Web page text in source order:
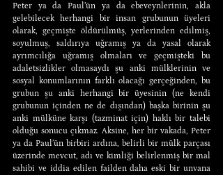
Peter ya da Paul’ün ya da ebeveynlerinin, akla
gelebilecek herhangi bir insan grubunun üyeleri
olarak, geçmişte öldürülmüş, yerlerinden edilmiş,
soyulmuş, saldırıya uğramış ya da yasal olarak
ayrımcılığa uğramış olmaları ve geçmişteki bu
adaletsizlikler olmasaydı şu anki mülklerinin ve
sosyal konumlarının farklı olacağı gerçeğinden, bu
grubun şu anki herhangi bir üyesinin (ne kendi
grubunun içinden ne de dışından) başka birinin şu
anki mülküne karşı (tazminat için) haklı bir talebi
olduğu sonucu çıkmaz. Aksine, her bir vakada, Peter
ya da Paul’ün birbiri ardına, belirli bir mülk parçası
üzerinde mevcut, adı ve kimliği belirlenmiş bir mal
sahibi ve iddia edilen failden daha eski bir unvana